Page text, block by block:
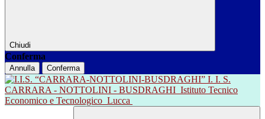
Chiudi
Conferma
Annulla Conferma
I. I. S.
CARRARA - NOTTOLINI - BUSDRAGHI Istituto Tecnico
Economico e Tecnologico Lucca